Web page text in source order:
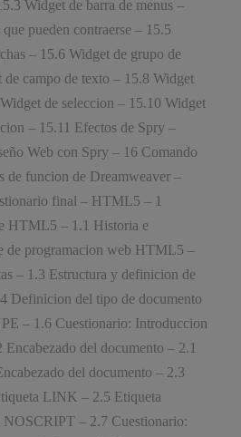
Widget de barra de menus –
pueden contraerse – 15.5
– 15.6 Widget de grupo de
campo de texto – 15.8 Widget
de seleccion – 15.10 Widget
– 15.11 Efectos de Spry –
Web con Spry – 16 Comando
de funcion de Dreamweaver –
final – HTML5 – 1
HTML5 – 1.1 Historia e
de programacion web HTML5 –
– 1.3 Estructura y definicion de
Definicion del tipo de documento
– 1.6 Cuestionario: Introduccion
del documento – 2.1
del documento – 2.3
LINK – 2.5 Etiqueta
– 2.7 Cuestionario: